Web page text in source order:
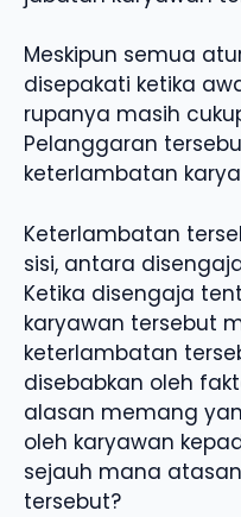
Meskipun semua
disepakati ketika
rupanya masih
Pelanggaran
keterlambatan
Keterlambatan
sisi, antara
Ketika disengaja
karyawan tersebut
keterlambatan
disebabkan oleh
alasan memang
oleh karyawan
sejauh mana
tersebut?